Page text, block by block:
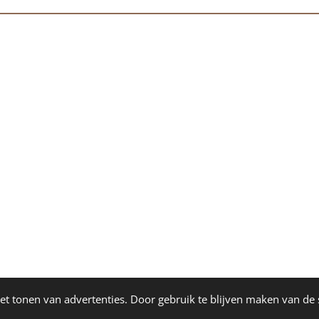
tonen van advertenties. Door gebruik te blijven maken van